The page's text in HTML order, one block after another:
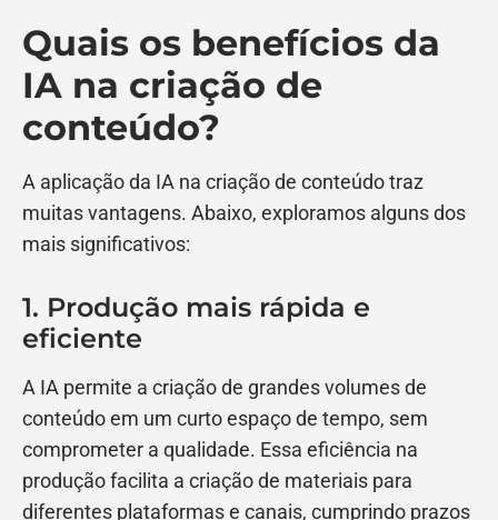
Quais os benefícios da
IA na criação de
conteúdo?
A aplicação da IA na criação de conteúdo traz
muitas vantagens. Abaixo, exploramos alguns dos
mais significativos:
1. Produção mais rápida e
eficiente
A IA permite a criação de grandes volumes de
conteúdo em um curto espaço de tempo, sem
comprometer a qualidade. Essa eficiência na
produção facilita a criação de materiais para
diferentes plataformas e canais, cumprindo prazos